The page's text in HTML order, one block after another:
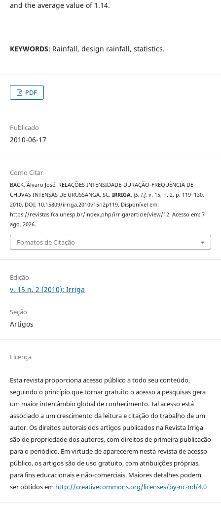
and the average value of 1.14.
KEYWORDS: Rainfall, design rainfall, statistics.
PDF
Publicado
2010-06-17
Como Citar
BACK, Álvaro José. RELAÇÕES INTENSIDADE-DURAÇÃO-FREQÜÊNCIA DE
CHUVAS INTENSAS DE URUSSANGA, SC. IRRIGA, [S. l.], v. 15, n. 2, p. 119–130,
2010. DOI: 10.15809/irriga.2010v15n2p119. Disponível em:
https://revistas.fca.unesp.br/index.php/irriga/article/view/12. Acesso em: 7
ago. 2026.
Fomatos de Citação
Edição
v. 15 n. 2 (2010): Irriga
Seção
Artigos
Licença
Esta revista proporciona acesso público a todo seu conteúdo,
seguindo o princípio que tornar gratuito o acesso a pesquisas gera
um maior intercâmbio global de conhecimento. Tal acesso está
associado a um crescimento da leitura e citação do trabalho de um
autor. Os direitos autorais dos artigos publicados na Revista Irriga
são de propriedade dos autores, com direitos de primeira publicação
para o periódico. Em virtude de aparecerem nesta revista de acesso
público, os artigos são de uso gratuito, com atribuições próprias,
para fins educacionais e não-comerciais. Maiores detalhes podem
ser obtidos em http://creativecommons.org/licenses/by-nc-nd/4.0